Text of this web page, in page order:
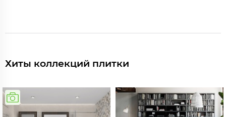
Хиты коллекций плитки